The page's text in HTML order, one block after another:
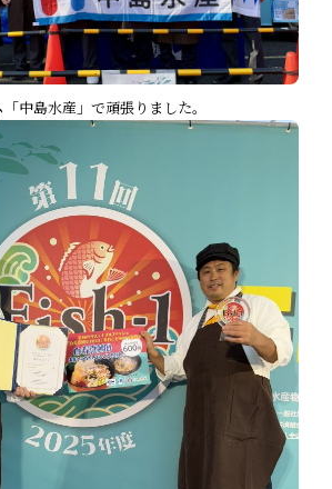
中島水産」で頑張りました。